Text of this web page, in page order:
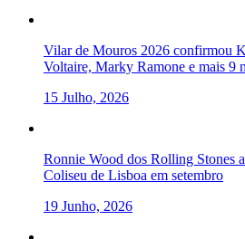
Vilar de Mouros 2026 confirmou
Voltaire, Marky Ramone e mais 9
15 Julho, 2026
Ronnie Wood dos Rolling Stones
Coliseu de Lisboa em setembro
19 Junho, 2026